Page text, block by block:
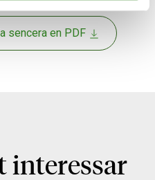
sencera en PDF
interessar